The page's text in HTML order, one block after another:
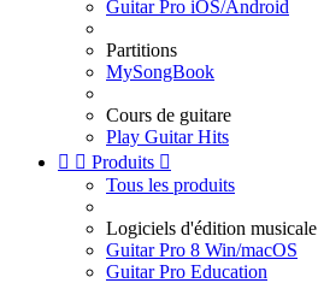
Guitar Pro iOS/Android
Partitions
MySongBook
Cours de guitare
Play Guitar Hits
  Produits 
Tous les produits
Logiciels d'édition musicale
Guitar Pro 8 Win/macOS
Guitar Pro Education